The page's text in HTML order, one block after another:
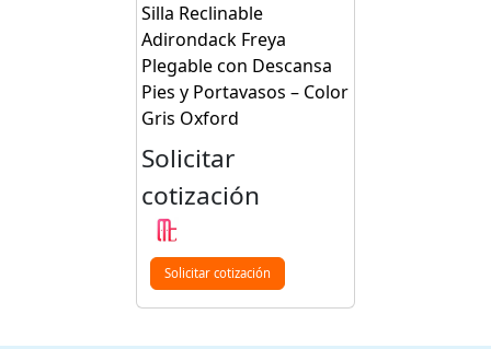
Silla Reclinable
Adirondack Freya
Plegable con Descansa
Pies y Portavasos – Color
Gris Oxford
Solicitar
cotización
Solicitar cotización